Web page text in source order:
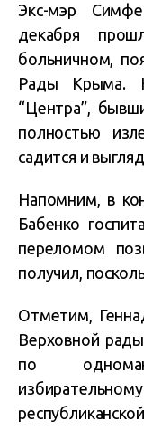
Экс-мэр
декабря
больничном,
Рады Крыма.
“Центра”,
полностью
садится и
Напомним, в
Бабенко
переломом
получил,
Отметим,
Верховной
по